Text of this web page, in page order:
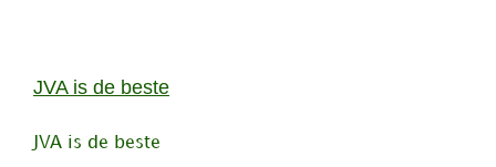
JVA is de beste
JVA is de beste